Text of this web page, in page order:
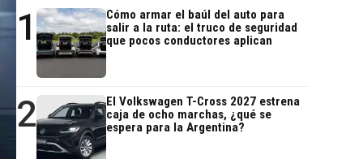
1
Cómo armar el baúl del auto para
salir a la ruta: el truco de seguridad
que pocos conductores aplican
2
El Volkswagen T-Cross 2027 estrena
caja de ocho marchas, ¿qué se
espera para la Argentina?